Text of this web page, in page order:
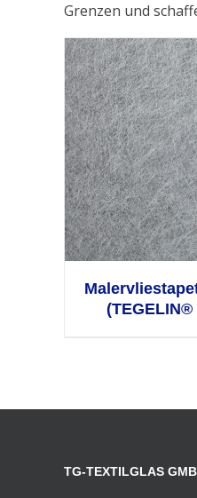
Grenzen und
(TEGELIN®
TG-TEXTILGLAS